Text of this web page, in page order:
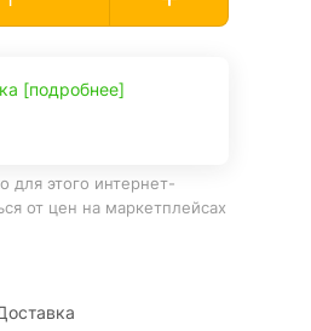
[подробнее]
для этого интернет-
от цен на маркетплейсах